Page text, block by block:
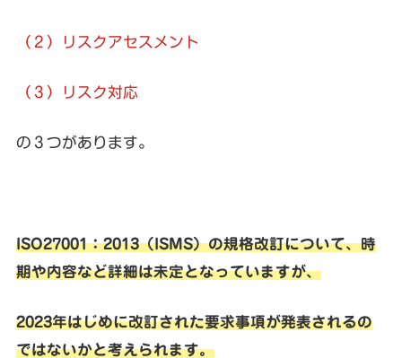
（２）リスクアセスメント
（３） リスク対応
の３つがあります。
ISO27001：2013（ISMS）の規格改訂について、時
期や内容など詳細は未定となっていますが、
2023年はじめに改訂された要求事項が発表されるの
ではないかと考えられます。